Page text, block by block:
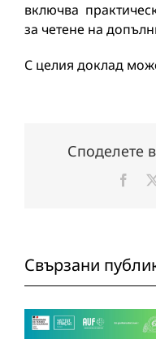
включва
за четене на
С целия доклад
Споделете
Свързани